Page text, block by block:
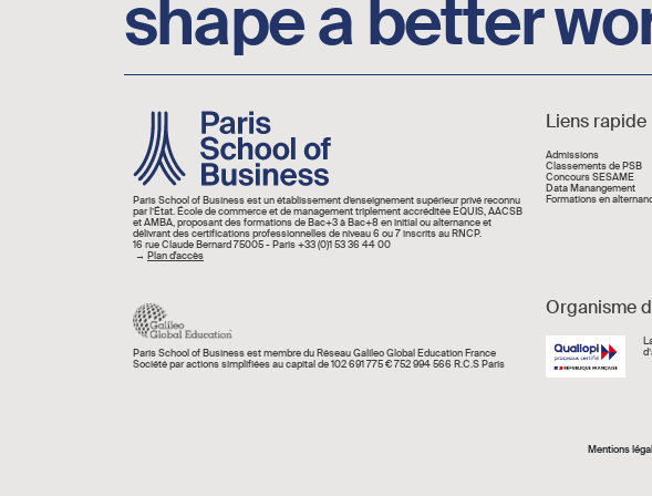
shape a better
Image
Paris School of Business est un établissement d’enseignement supérieur privé reconnu
par l’État. École de commerce et de management triplement accréditée EQUIS, AACSB
et AMBA, proposant des formations de Bac+3 à Bac+8 en initial ou alternance et
délivrant des certifications professionnelles de niveau 6 ou 7 inscrits au RNCP.
16 rue Claude Bernard 75005 - Paris +33 (0)1 53 36 44 00
→ Plan d'accès
Liens rapide
Liens
Admissions
Classements de PSB
Concours SESAME
Data Manangement
Formations en
Paris School of Business est membre du Réseau Galileo Global Education France
Société par actions simplifiées au capital de 102 691 775 € 752 994 566 R.C.S Paris
Organisme
Mentions